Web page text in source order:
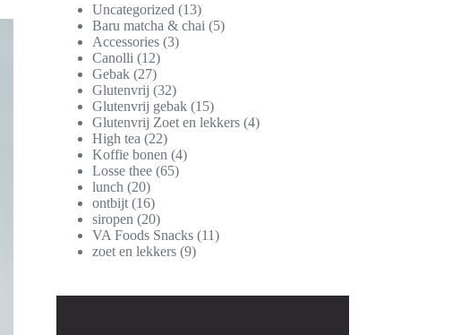
Uncategorized 1313
producten
Baru matcha & chai 55
Accessories 33
Canolli 1212
producten
Gebak 2727
producten
Glutenvrij 3232
producten
Glutenvrij gebak 1515
producten
Glutenvrij Zoet en lekkers 44
High tea 2222
producten
Koffie bonen 44
Losse thee 6565
lunch 2020
producten
ontbijt 1616
producten
siropen 2020
producten
VA Foods Snacks 1111
zoet en lekkers 99